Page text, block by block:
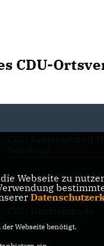
CDU-
CDU Landesverband
Brandenburg
Webseite zu
Webseite benötigt.